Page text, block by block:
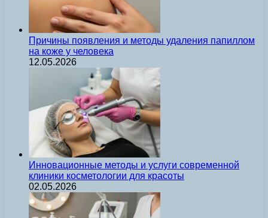
Причины появления и методы удаления папиллом
на коже у человека
12.05.2026
Инновационные методы и услуги современной
клиники косметологии для красоты
02.05.2026